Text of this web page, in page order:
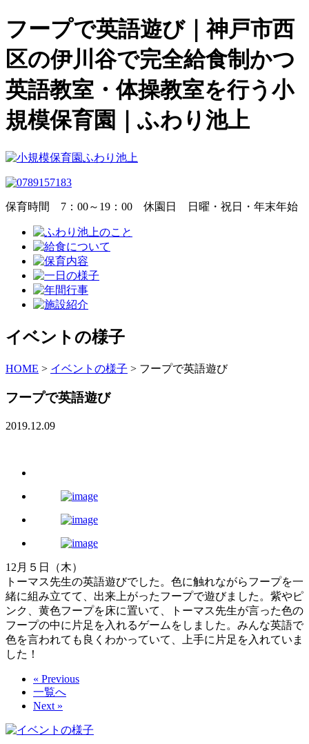
フープで英語遊び｜神戸市西
区の伊川谷で完全給食制かつ
英語教室・体操教室を行う小
規模保育園｜ふわり池上
保育時間 7：00～19：00 休園日 日曜・祝日・年末年始
イベントの様子
HOME > イベントの様子 > フープで英語遊び
フープで英語遊び
2019.12.09
12月５日（木）
トーマス先生の英語遊びでした。色に触れながらフープを一
緒に組み立てて、出来上がったフープで遊びました。紫やピ
ンク、黄色フープを床に置いて、トーマス先生が言った色の
フープの中に片足を入れるゲームをしました。みんな英語で
色を言われても良くわかっていて、上手に片足を入れていま
した！
« Previous
一覧へ
Next »